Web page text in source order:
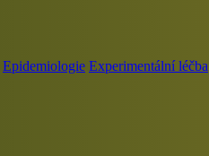
Epidemiologie Experimentální léčba